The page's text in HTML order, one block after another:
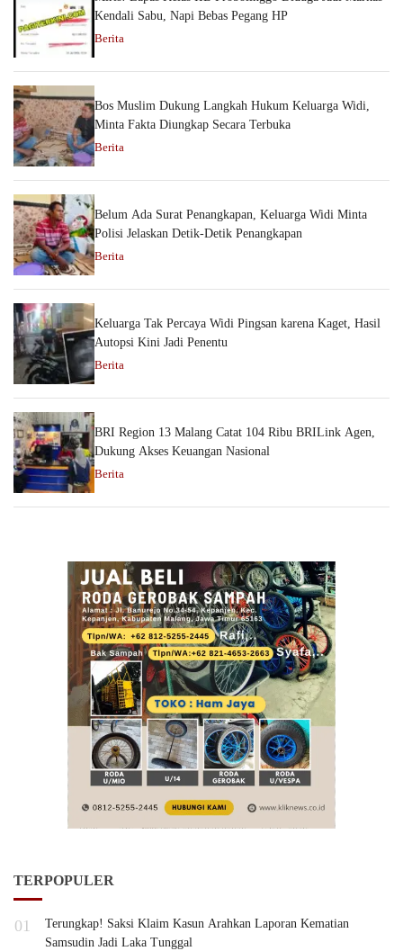
Kendali Sabu, Napi Bebas Pegang HP
Berita
Bos Muslim Dukung Langkah Hukum Keluarga Widi,
Minta Fakta Diungkap Secara Terbuka
Berita
Belum Ada Surat Penangkapan, Keluarga Widi Minta
Polisi Jelaskan Detik-Detik Penangkapan
Berita
Keluarga Tak Percaya Widi Pingsan karena Kaget, Hasil
Autopsi Kini Jadi Penentu
Berita
BRI Region 13 Malang Catat 104 Ribu BRILink Agen,
Dukung Akses Keuangan Nasional
Berita
TERPOPULER
01
Terungkap! Saksi Klaim Kasun Arahkan Laporan Kematian
Samsudin Jadi Laka Tunggal